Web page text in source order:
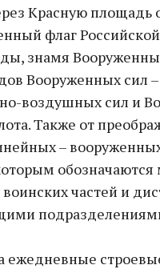
Красную
флаг
знамя
Вооруженных сил
воздушных сил и
Также от
–
обозначаются
воинских частей и
ежедневные